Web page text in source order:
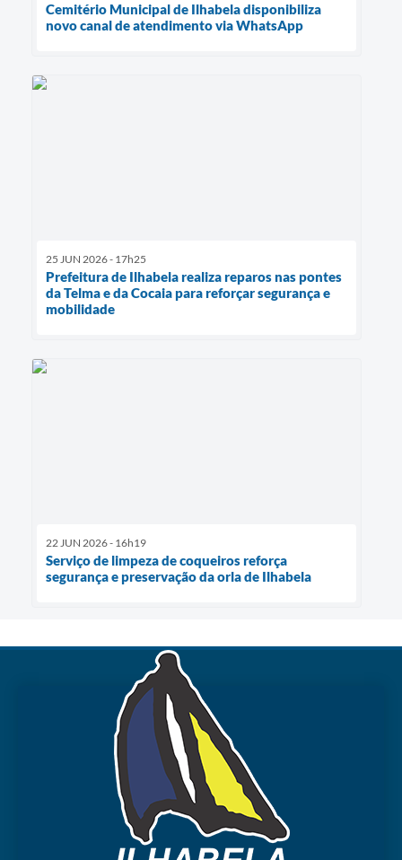
Cemitério Municipal de Ilhabela disponibiliza
novo canal de atendimento via WhatsApp
25 JUN 2026 - 17h25
Prefeitura de Ilhabela realiza reparos nas pontes
da Telma e da Cocaia para reforçar segurança e
mobilidade
22 JUN 2026 - 16h19
Serviço de limpeza de coqueiros reforça
segurança e preservação da orla de Ilhabela